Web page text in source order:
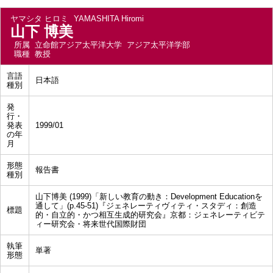
ヤマシタ ヒロミ YAMASHITA Hiromi
山下 博美
所属 立命館アジア太平洋大学 アジア太平洋学部
職種 教授
言語
種別
日本語
発
行・
発表
の年
月
1999/01
形態
種別
報告書
標題
山下博美 (1999)「新しい教育の動き：Development Educationを
通して」(p.45-51)『ジェネレーティヴィティ・スタディ：創造
的・自立的・かつ相互生成的研究会』京都：ジェネレーティビテ
ィー研究会・将来世代国際財団
執筆
形態
単著